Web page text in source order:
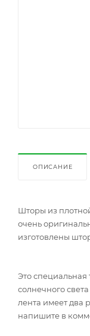
ОПИСАНИЕ
Шторы из
очень
изготовлены
Это специальная
солнечного
лента имеет два
напишите в